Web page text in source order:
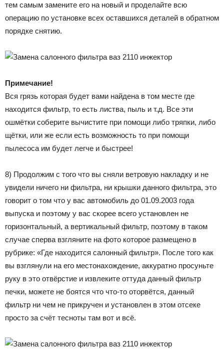
тем самым замените его на новый и проделайте всю
операцию по установке всех оставшихся деталей в обратном
порядке снятию.
Примечание!
Вся грязь которая будет вами найдена в том месте где
находится фильтр, то есть листва, пыль и т.д. Все эти
ошмётки соберите вычистите при помощи либо тряпки, либо
щётки, или же если есть возможность то при помощи
пылесоса им будет легче и быстрее!
8) Продолжим с того что вы сняли ветровую накладку и не
увидели ничего ни фильтра, ни крышки данного фильтра, это
говорит о том что у вас автомобиль до 01.09.2003 года
выпуска и поэтому у вас скорее всего установлен не
горизонтальный, а вертикальный фильтр, поэтому в таком
случае сперва взгляните на фото которое размещено в
рубрике: «Где находится салонный фильтр». После того как
вы взглянули на его местонахождение, аккуратно просуньте
руку в это отвёрстие и извлеките оттуда данный фильтр
печки, можете не боятся что что-то оторвётся, данный
фильтр ни чем не прикручен и установлен в этом отсеке
просто за счёт тесноты там вот и всё.